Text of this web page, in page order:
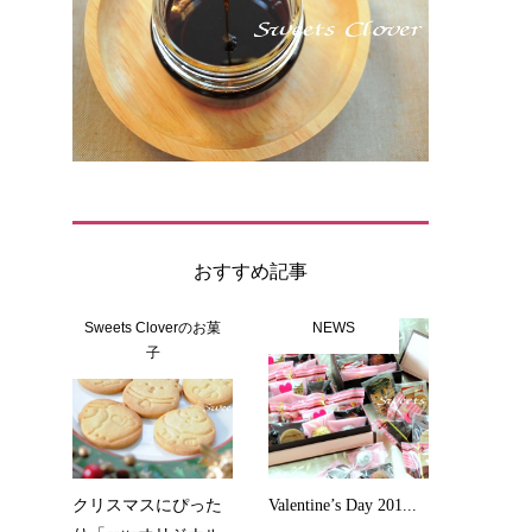
おすすめ記事
Sweets Cloverのお菓
子
クリスマスにぴった
NEWS
Valentine’s Day 201...